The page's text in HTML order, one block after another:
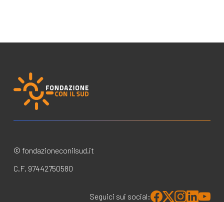
© fondazioneconilsud.it
C.F. 97442750580
Seguici sui social: